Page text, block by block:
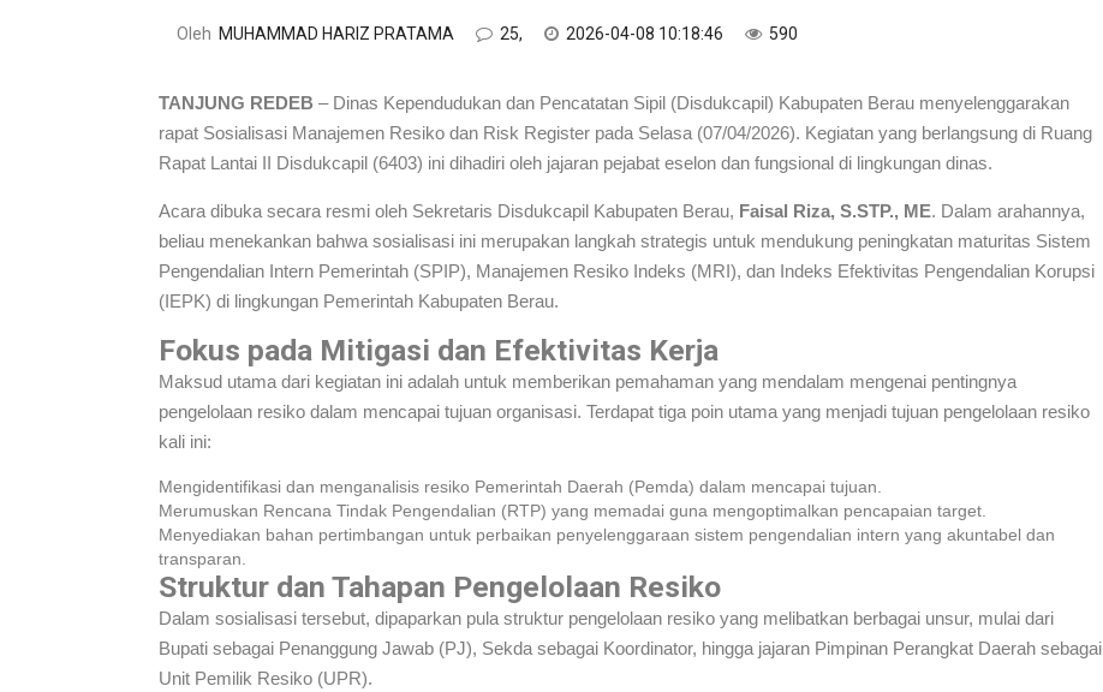
Oleh MUHAMMAD HARIZ PRATAMA 25, 2026-04-08 10:18:46 590
TANJUNG REDEB – Dinas Kependudukan dan Pencatatan Sipil (Disdukcapil) Kabupaten Berau menyelenggarakan
rapat Sosialisasi Manajemen Resiko dan Risk Register pada Selasa (07/04/2026). Kegiatan yang berlangsung di Ruang
Rapat Lantai II Disdukcapil (6403) ini dihadiri oleh jajaran pejabat eselon dan fungsional di lingkungan dinas.
Acara dibuka secara resmi oleh Sekretaris Disdukcapil Kabupaten Berau, Faisal Riza, S.STP., ME. Dalam arahannya,
beliau menekankan bahwa sosialisasi ini merupakan langkah strategis untuk mendukung peningkatan maturitas Sistem
Pengendalian Intern Pemerintah (SPIP), Manajemen Resiko Indeks (MRI), dan Indeks Efektivitas Pengendalian Korupsi
(IEPK) di lingkungan Pemerintah Kabupaten Berau.
Fokus pada Mitigasi dan Efektivitas Kerja
Maksud utama dari kegiatan ini adalah untuk memberikan pemahaman yang mendalam mengenai pentingnya
pengelolaan resiko dalam mencapai tujuan organisasi. Terdapat tiga poin utama yang menjadi tujuan pengelolaan resiko
kali ini:
Mengidentifikasi dan menganalisis resiko Pemerintah Daerah (Pemda) dalam mencapai tujuan.
Merumuskan Rencana Tindak Pengendalian (RTP) yang memadai guna mengoptimalkan pencapaian target.
Menyediakan bahan pertimbangan untuk perbaikan penyelenggaraan sistem pengendalian intern yang akuntabel dan
transparan.
Struktur dan Tahapan Pengelolaan Resiko
Dalam sosialisasi tersebut, dipaparkan pula struktur pengelolaan resiko yang melibatkan berbagai unsur, mulai dari
Bupati sebagai Penanggung Jawab (PJ), Sekda sebagai Koordinator, hingga jajaran Pimpinan Perangkat Daerah sebagai
Unit Pemilik Resiko (UPR).